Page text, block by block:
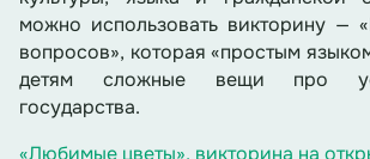
можно использовать викторину —
вопросов», которая «простым
детям сложные вещи про
государства.
«Любимые цветы», викторина на